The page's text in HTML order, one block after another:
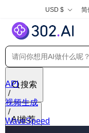
USD $ 简
搜索
AI推荐
API
视频生成
WaveSpeed